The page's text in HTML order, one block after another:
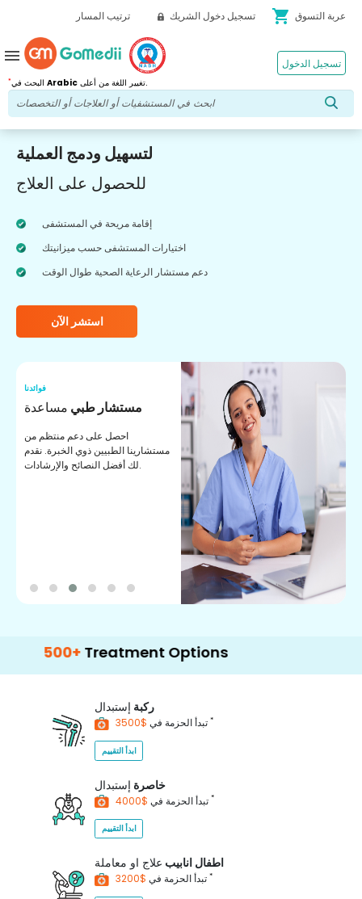
ترتيب المسار تسجيل دخول الشريك shopping_cart عربة التسوق
* Arabic تغيير اللغة من أعلى.
تسجيل الدخول menu
لتسهيل ودمج العملية
للحصول على العلاج
إقامة مريحة في المستشفى
اختيارات المستشفى حسب ميزانيتك
دعم مستشار الرعاية الصحية طوال الوقت
استشر الآن
فوائدنا
مستشار طبي مساعدة
احصل على دعم منتظم من
مستشارينا الطبيين ذوي الخبرة. نقدم
لك أفضل النصائح والإرشادات.
Treatment Options
ركبة إستبدال
تبدأ الحزمة في *
ابدأ التقييم
خاصرة إستبدال
تبدأ الحزمة في *
ابدأ التقييم
اطفال انابيب علاج او معاملة
تبدأ الحزمة في *